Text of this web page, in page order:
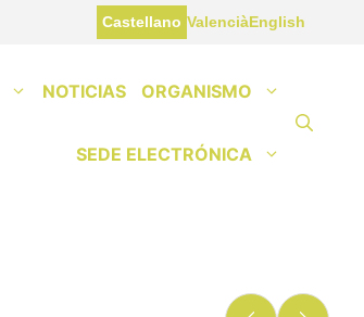
Castellano ValenciàEnglish
NOTICIAS ORGANISMO
SEDE ELECTRÓNICA